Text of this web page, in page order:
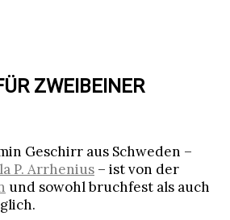
ZWEIBEINER
Geschirr aus Schweden –
P. Arrhenius – ist von der
und sowohl bruchfest als auch